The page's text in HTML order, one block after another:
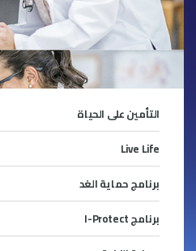
التأمين على الحياة
Live Life
برنامج حماية الغد
برنامج I-Protect